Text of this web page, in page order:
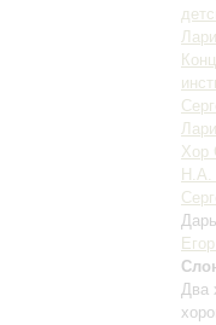
Хор
Н.А.
Два